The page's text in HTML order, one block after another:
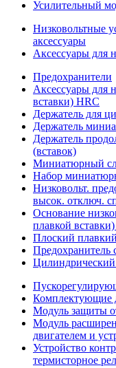
Усилительный
Низковольтные
аксессуары
Аксессуары для
Предохранители
Аксессуары для
вставки) HRC
Держатель для
Держатель
Держатель
(вставок)
Миниатюрный
Набор
Низковольт.
высок. отключ.
Основание
плавкой
Плоский
Предохранитель
Цилиндрический
Комплектующие
Модуль защиты
Модуль
двигателем и
Устройство
термисторное